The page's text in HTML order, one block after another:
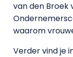
van den Broek
waarom
Verder vind je